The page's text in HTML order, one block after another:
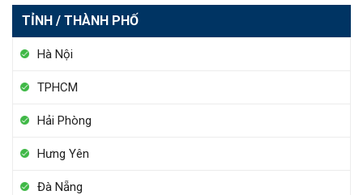
TỈNH / THÀNH PHỐ
Hà Nội
TPHCM
Hải Phòng
Hưng Yên
Đà Nẵng